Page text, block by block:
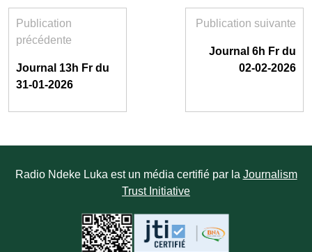
Publication
précédente
Journal 13h Fr du
31-01-2026
Publication suivante
Journal 6h Fr du
02-02-2026
Radio Ndeke Luka est un média certifié par la Journalism
Trust Initiative